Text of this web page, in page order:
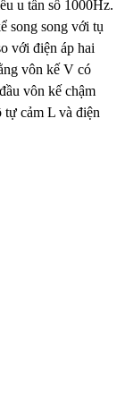
u tần số 1000Hz.
song song với tụ
với điện áp hai
vôn kế V có
vôn kế chậm
tự cảm L và điện